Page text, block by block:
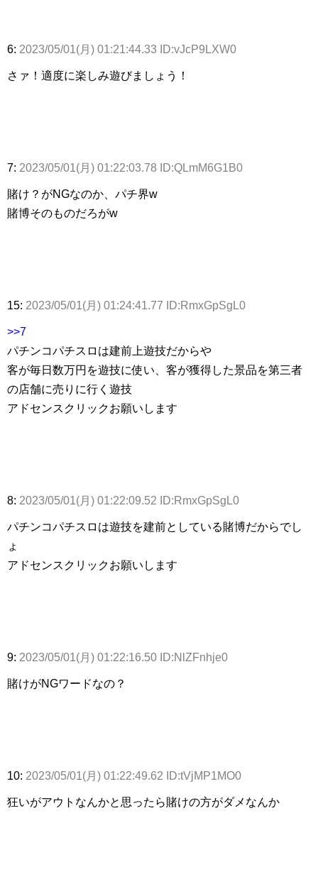
6: 2023/05/01(月) 01:21:44.33 ID:vJcP9LXW0
さァ！適度に楽しみ遊びましょう！
7: 2023/05/01(月) 01:22:03.78 ID:QLmM6G1B0
賭け？がNGなのか、パチ界w
賭博そのものだろがw
15: 2023/05/01(月) 01:24:41.77 ID:RmxGpSgL0
>>7
パチンコパチスロは建前上遊技だからや
客が毎日数万円を遊技に使い、客が獲得した景品を第三者
の店舗に売りに行く遊技
アドセンスクリックお願いします
8: 2023/05/01(月) 01:22:09.52 ID:RmxGpSgL0
パチンコパチスロは遊技を建前としている賭博だからでし
ょ
アドセンスクリックお願いします
9: 2023/05/01(月) 01:22:16.50 ID:NlZFnhje0
賭けがNGワードなの？
10: 2023/05/01(月) 01:22:49.62 ID:tVjMP1MO0
狂いがアウトなんかと思ったら賭けの方がダメなんか